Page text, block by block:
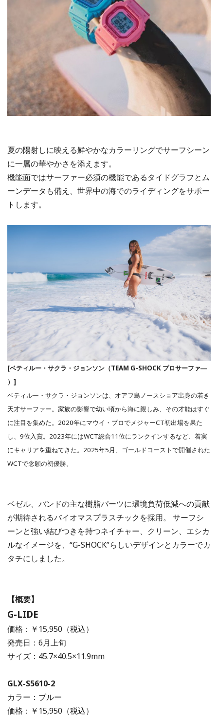
夏の陽射しに映える鮮やかなカラーリングでサーフシーン
に一層の華やかさを添えます。
機能面ではサーファー必須の機能であるタイドグラフとム
ーンデータも備え、世界中の海でのライディングをサポー
トします。
[ベティルー・サクラ・ジョンソン（TEAM G-SHOCK プロサーファ―
）]
ベティルー・サクラ・ジョンソンは、オアフ島ノースショア出身の若き
天才サーファー。家族の影響で幼い頃から海に親しみ、その才能はすぐ
に注目を集めた。2020年にマウイ・プロでメジャーCT初出場を果た
し、9位入賞。2023年にはWCT総合11位にランクインするなど、着実
にキャリアを重ねてきた。2025年5月、ゴールドコーストで開催された
WCTで念願の初優勝。
ベゼル、バンドの主な樹脂パーツに環境負荷低減への貢献
が期待されるバイオマスプラスチックを採用。 サーフシ
ーンと強い結びつきを持つネイチャー、クリーン、エシカ
ルなイメージを、“G-SHOCK”らしいデザインとカラーでカ
タチにしました。
【概要】
G-LIDE
価格：￥15,950（税込）
発売日：6月上旬
サイズ：45.7×40.5×11.9mm
GLX-S5610-2
カラー：ブルー
価格：￥15,950（税込）